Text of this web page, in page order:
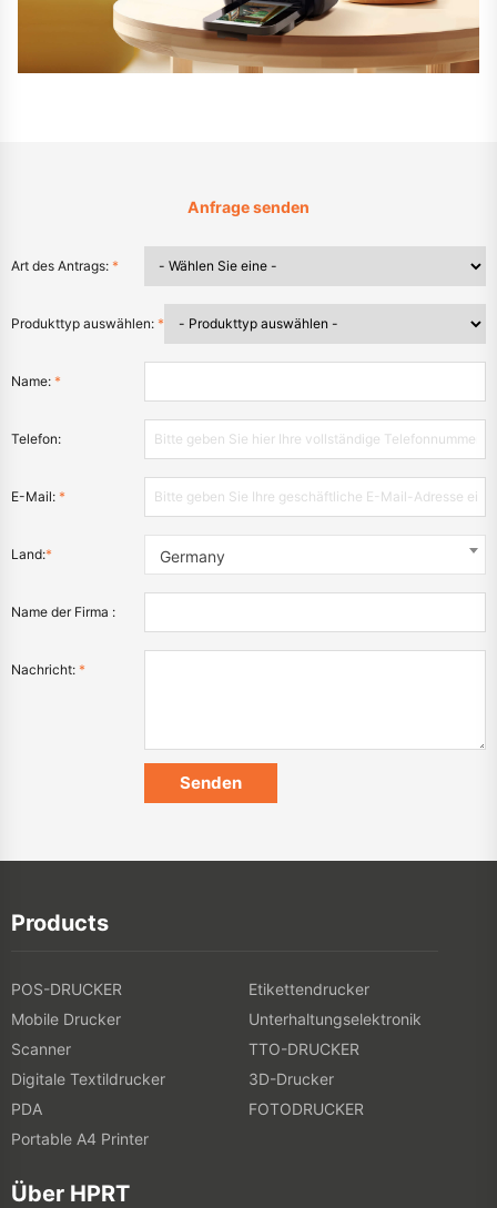
Anfrage senden
Art des Antrags: *
Produkttyp auswählen: *
Name: *
Telefon:
E-Mail: *
Land:* Germany
Name der Firma :
Nachricht: *
Products
POS-DRUCKER
Etikettendrucker
Mobile Drucker
Unterhaltungselektronik
Scanner
TTO-DRUCKER
Digitale Textildrucker
3D-Drucker
PDA
FOTODRUCKER
Portable A4 Printer
Über HPRT